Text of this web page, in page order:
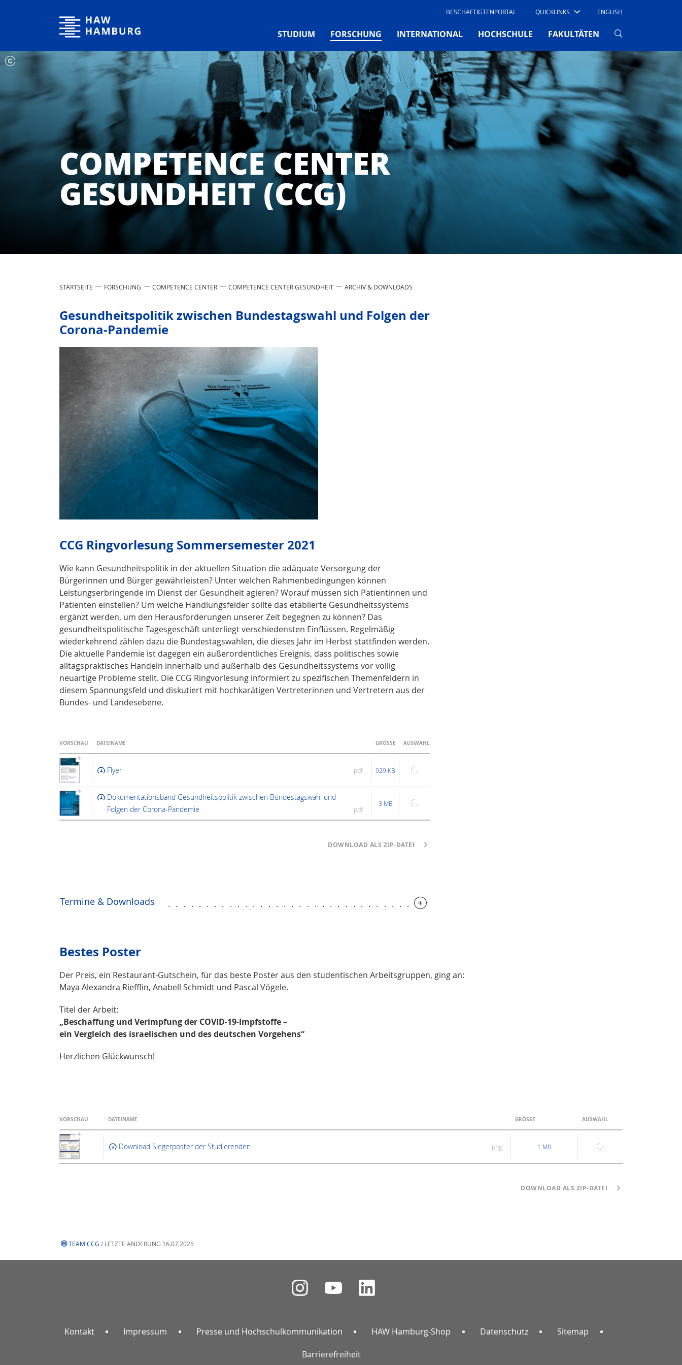
Hochschule für Angewandte Wissenschaften Hamburg BESCHÄFTIGTENPORTAL QUICKLINKS ENGLISH
STUDIUM FORSCHUNG (CURRENT)
INTERNATIONAL HOCHSCHULE FAKULTÄTEN
COMPETENCE CENTER
GESUNDHEIT (CCG)
STARTSEITE FORSCHUNG COMPETENCE CENTER COMPETENCE CENTER GESUNDHEIT ARCHIV & DOWNLOADS
Gesundheitspolitik zwischen Bundestagswahl und Folgen der
Corona-Pandemie
CCG Ringvorlesung Sommersemester 2021
Wie kann Gesundheitspolitik in der aktuellen Situation die adäquate Versorgung der
Bürgerinnen und Bürger gewährleisten? Unter welchen Rahmenbedingungen können
Leistungserbringende im Dienst der Gesundheit agieren? Worauf müssen sich Patientinnen und
Patienten einstellen? Um welche Handlungsfelder sollte das etablierte Gesundheitssystems
ergänzt werden, um den Herausforderungen unserer Zeit begegnen zu können? Das
gesundheitspolitische Tagesgeschäft unterliegt verschiedensten Einflüssen. Regelmäßig
wiederkehrend zählen dazu die Bundestagswahlen, die dieses Jahr im Herbst stattfinden werden.
Die aktuelle Pandemie ist dagegen ein außerordentliches Ereignis, dass politisches sowie
alltagspraktisches Handeln innerhalb und außerhalb des Gesundheitssystems vor völlig
neuartige Probleme stellt. Die CCG Ringvorlesung informiert zu spezifischen Themenfeldern in
diesem Spannungsfeld und diskutiert mit hochkarätigen Vertreterinnen und Vertretern aus der
Bundes- und Landesebene.
VORSCHAU DATEINAME GRÖSSE AUSWAHL
Flyer pdf 929 KB
Dokumentationsband Gesundheitspolitik zwischen Bundestagswahl und
Folgen der Corona-Pandemie
pdf
3 MB
DOWNLOAD ALS ZIP-DATEI
Termine & Downloads
Bestes Poster
Der Preis, ein Restaurant-Gutschein, für das beste Poster aus den studentischen Arbeitsgruppen, ging an:
Maya Alexandra Riefflin, Anabell Schmidt und Pascal Vögele.
Titel der Arbeit:
„Beschaffung und Verimpfung der COVID-19-Impfstoffe –
ein Vergleich des israelischen und des deutschen Vorgehens“
Herzlichen Glückwunsch!
VORSCHAU DATEINAME GRÖSSE AUSWAHL
Download Siegerposter der Studierenden png 1 MB
DOWNLOAD ALS ZIP-DATEI
TEAM CCG / LETZTE ÄNDERUNG 16.07.2025
Kontakt Impressum Presse und Hochschulkommunikation HAW Hamburg-Shop Datenschutz Sitemap
Barrierefreiheit